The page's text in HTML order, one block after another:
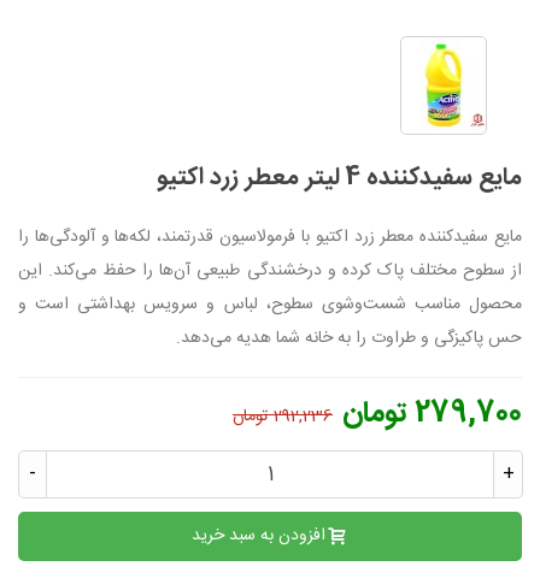
مایع سفیدکننده 4 لیتر معطر زرد اکتیو
مایع سفیدکننده معطر زرد اکتیو با فرمولاسیون قدرتمند، لکه‌ها و آلودگی‌ها را
از سطوح مختلف پاک کرده و درخشندگی طبیعی آن‌ها را حفظ می‌کند. این
محصول مناسب شست‌وشوی سطوح، لباس و سرویس بهداشتی است و
حس پاکیزگی و طراوت را به خانه شما هدیه می‌دهد.
279,700 تومان 292,236 تومان
- +
افزودن به سبد خرید